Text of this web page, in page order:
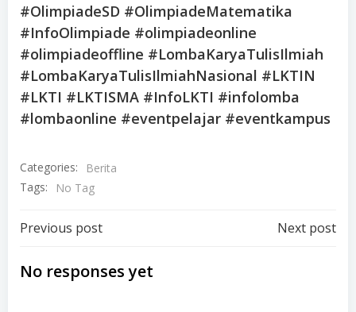
#OlimpiadeSD #OlimpiadeMatematika
#InfoOlimpiade #olimpiadeonline
#olimpiadeoffline #LombaKaryaTulisIlmiah
#LombaKaryaTulisIlmiahNasional #LKTIN
#LKTI #LKTISMA #InfoLKTI #infolomba
#lombaonline #eventpelajar #eventkampus
Categories:
Berita
Tags:
No Tag
Post
navigation
Previous post Next post
No responses yet